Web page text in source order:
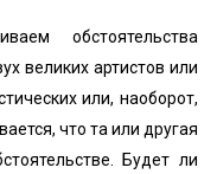
обстоятельства
великих артистов или
или, наоборот,
что та или другая
Будет ли